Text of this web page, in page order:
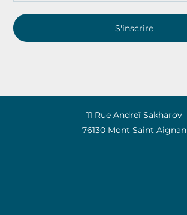
S'inscrire
11 Rue Andreï Sakharov
76130 Mont Saint Aignan